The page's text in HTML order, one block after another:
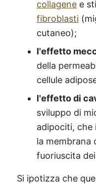
collagene e
fibroblasti
cutaneo);
l'effetto
della
cellule
l'effetto di
sviluppo di
adipociti, che
la membrana
fuoriuscita dei
Si ipotizza che